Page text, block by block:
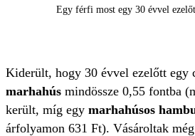
Egy férfi most egy 30 évvel
Kiderült, hogy 30 évvel ezelőtt egy
marhahús mindössze 0,55 fontba
került, míg egy marhahúsos
árfolyamon 631 Ft). Vásároltak még